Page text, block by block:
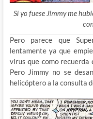
Si yo fuese Jimmy me
Pero parece que
lentamente ya que
virus que como recuerda
Pero Jimmy no se
helicóptero a la consulta